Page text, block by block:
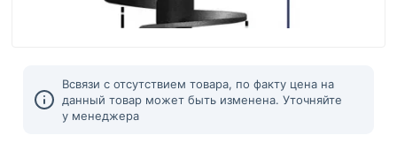
Всвязи с отсутствием товара, по факту цена на
данный товар может быть изменена. Уточняйте
у менеджера